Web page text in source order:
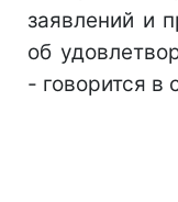
заявлений и
об
- говорится в